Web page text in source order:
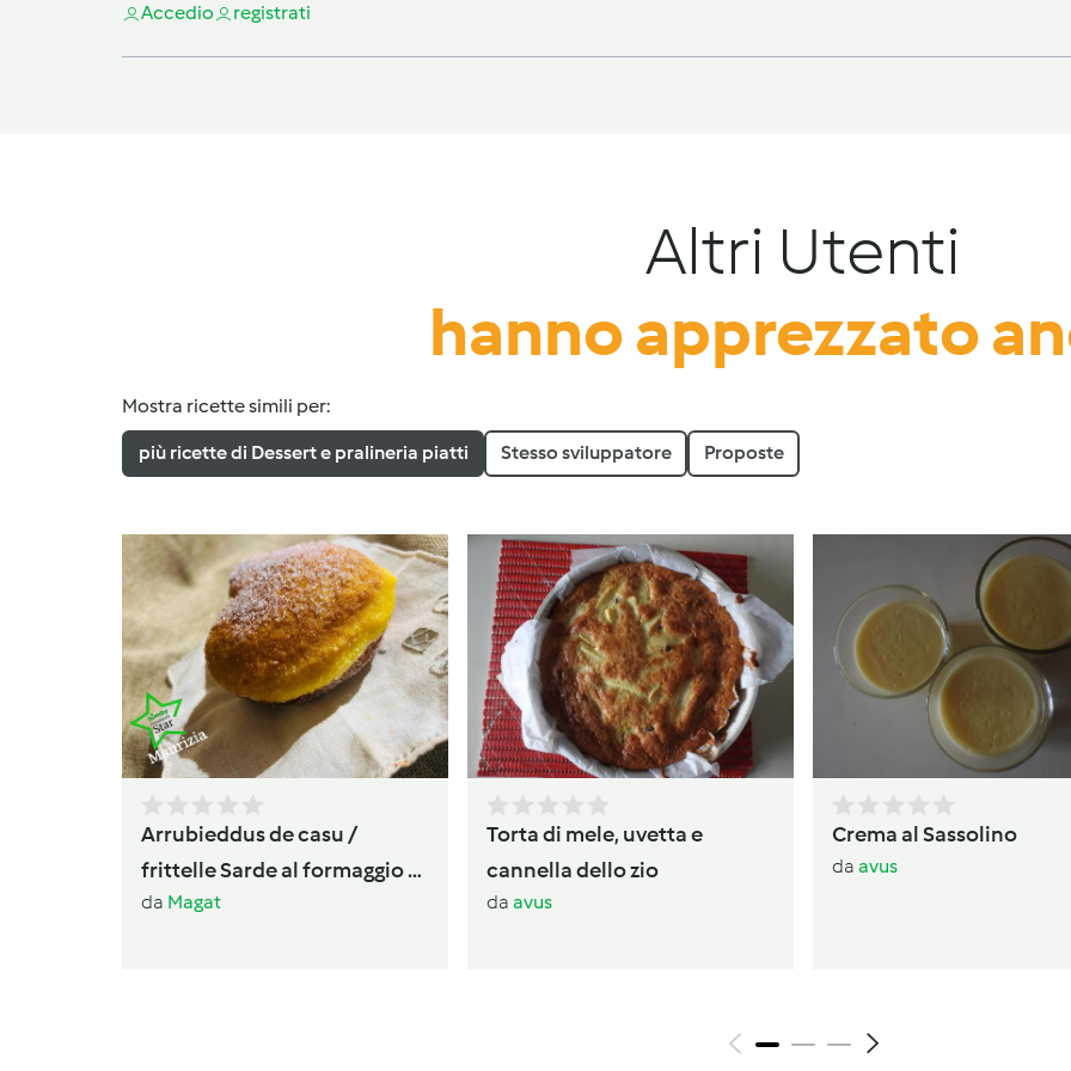
Accedio registrati
Altri Utenti
hanno apprezzato
Mostra ricette simili per:
più ricette di Dessert e pralineria piatti Stesso sviluppatore Proposte
Arrubieddus de casu /
frittelle Sarde al formaggio di
carnevale
da Magat
Torta di mele, uvetta e
cannella dello zio
da avus
Crema al Sassolino
da avus